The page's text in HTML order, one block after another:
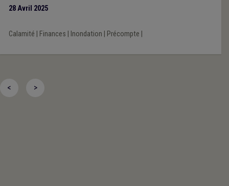
28 Avril 2025
Calamité Finances Inondation Précompte
< >